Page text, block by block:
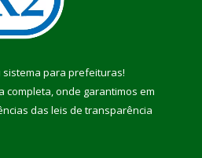
sistema para prefeituras!
completa, onde garantimos em
das leis de transparência